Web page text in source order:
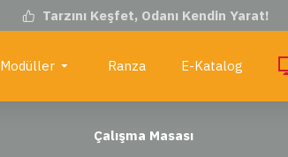
Tarzını Keşfet, Odanı Kendin Yarat!
Modüller Ranza E-Katalog
Çalışma Masası